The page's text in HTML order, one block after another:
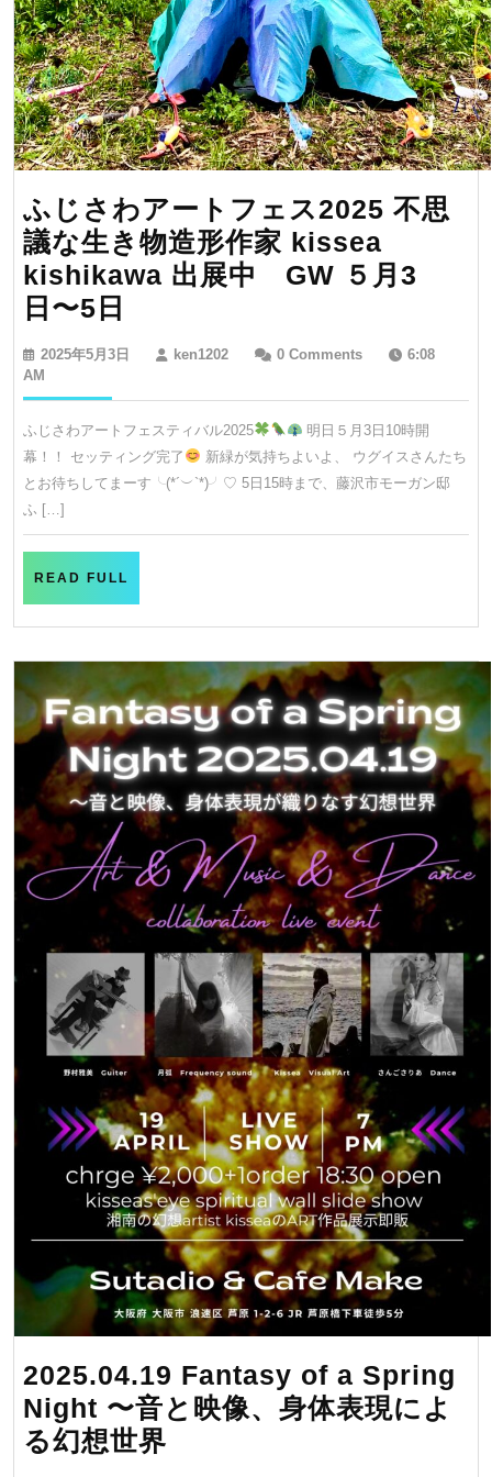
ふじさわアートフェス2025 不思
議な生き物造形作家 kissea
kishikawa 出展中 GW ５月3
日〜5日
じ
わ
ア
ー
フ
ス
2025
不
思
議
な
生
き
物
造
形
作
家
kissea
kishikawa
出
展
中
GW
５
月
3
日〜
5
日
2025年5月3日
2025
3
日
ken1202ken12020 Comments
6:08
AM
ふじさわアートフェスティバル2025
明日５月3日10時開
幕！！ セッティング完了
新緑が気持ちよいよ、 ウグイスさんたち
とお待ちしてまーす╰(*´︶`*)╯♡ 5日15時まで、藤沢市モーガン邸
ふ […]
READ FULL
2025.04.19 Fantasy of a Spring
Night 〜音と映像、身体表現によ
る幻想世界